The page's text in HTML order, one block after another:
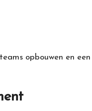
opbouwen en